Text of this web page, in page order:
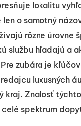
lokalitu
o samotný
rôzne úrovne
službu hľadajú a
zubára je
luxusných
kraj. Znalosť
celé spektrum